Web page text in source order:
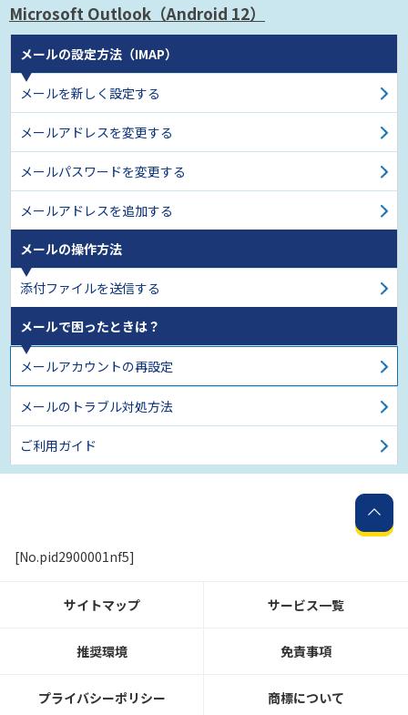
Microsoft Outlook （Android 12）
メールの設定方法（IMAP）
メールを新しく設定する
メールアドレスを変更する
メールパスワードを変更する
メールアドレスを追加する
メールの操作方法
添付ファイルを送信する
メールで困ったときは？
メールアカウントの再設定
メールのトラブル対処方法
ご利用ガイド
[No.pid2900001nf5]
サイトマップ サービス一覧
推奨環境 免責事項
プライバシーポリシー 商標について